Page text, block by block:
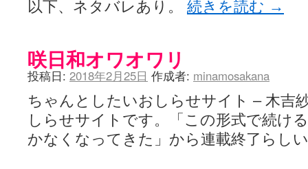
以下、ネタバレあり。 続きを読む →
咲日和オワオワリ
投稿日: 2018年2月25日 作成者: minamosakana
ちゃんとしたいおしらせサイト – 木吉
しらせサイトです。「この形式で続け
かなくなってきた」から連載終了らし